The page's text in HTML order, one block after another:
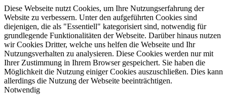
Diese Webseite nutzt Cookies, um Ihre Nutzungserfahrung der
Website zu verbessern. Unter den aufgeführten Cookies sind
diejenigen, die als "Essentiell" kategorisiert sind, notwendig für
grundlegende Funktionalitäten der Webseite. Darüber hinaus nutzen
wir Cookies Dritter, welche uns helfen die Webseite und Ihr
Nutzungsverhalten zu analysieren. Diese Cookies werden nur mit
Ihrer Zustimmung in Ihrem Browser gespeichert. Sie haben die
Möglichkeit die Nutzung einiger Cookies auszuschließen. Dies kann
allerdings die Nutzung der Webseite beeinträchtigen.
Notwendig